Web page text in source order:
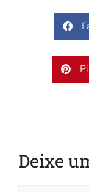
Deixe